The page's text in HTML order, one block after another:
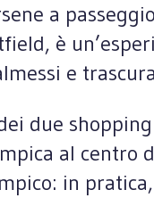
a
è
e
due
al centro
in